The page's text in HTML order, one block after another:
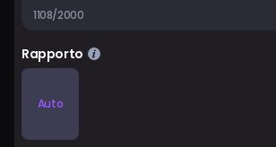
1108/2000
Rapporto
Auto